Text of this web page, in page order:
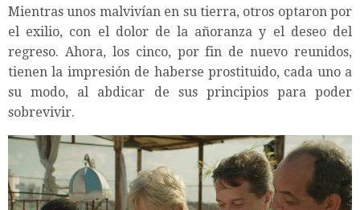
Mientras unos malvivían en su tierra, otros optaron por
el exilio, con el dolor de la añoranza y el deseo del
regreso. Ahora, los cinco, por fin de nuevo reunidos,
tienen la impresión de haberse prostituido, cada uno a
su modo, al abdicar de sus principios para poder
sobrevivir.